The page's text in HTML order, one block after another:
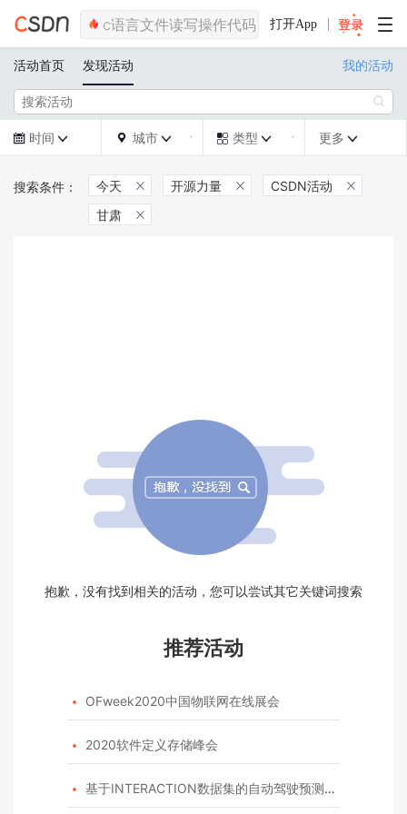
打开App
活动首页 发现活动 我的活动

 时间   城市   类型  更多 
今天  开源力量  CSDN活动 
甘肃 
抱歉，没有找到相关的活动，您可以尝试其它关键词搜索
推荐活动
 OFweek2020中国物联网在线展会
 2020软件定义存储峰会
 基于INTERACTION数据集的自动驾驶预测模型挑战赛